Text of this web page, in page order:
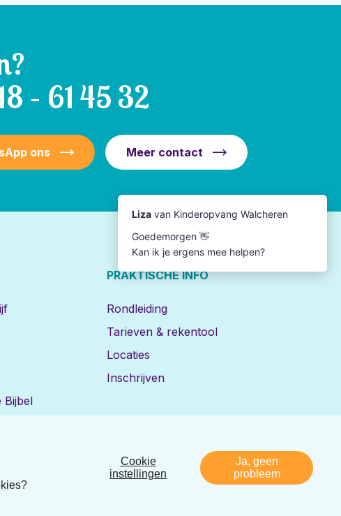
– 61 45 32
ons Meer contact
Bijbel
PRAKTISCHE INFO
Rondleiding
Tarieven & rekentool
Locaties
Inschrijven
Disclaimer Privacy Realisatie:Nedbase
Cookie
instellingen
Ja, geen
probleem